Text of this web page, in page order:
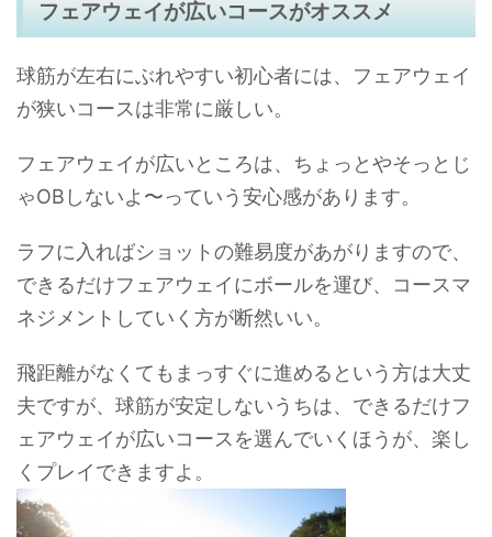
フェアウェイが広いコースがオススメ
球筋が左右にぶれやすい初心者には、フェアウェイ
が狭いコースは非常に厳しい。
フェアウェイが広いところは、ちょっとやそっとじ
ゃOBしないよ〜っていう安心感があります。
ラフに入ればショットの難易度があがりますので、
できるだけフェアウェイにボールを運び、コースマ
ネジメントしていく方が断然いい。
飛距離がなくてもまっすぐに進めるという方は大丈
夫ですが、球筋が安定しないうちは、できるだけフ
ェアウェイが広いコースを選んでいくほうが、楽し
くプレイできますよ。